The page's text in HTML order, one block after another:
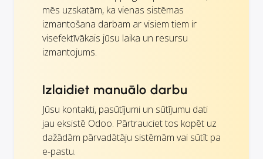
mēs uzskatām, ka vienas sistēmas
izmantošana darbam ar visiem tiem ir
visefektīvākais jūsu laika un resursu
izmantojums.
Izlaidiet manuālo darbu
Jūsu kontakti, pasūtījumi un sūtījumu dati
jau eksistē Odoo. Pārtrauciet tos kopēt uz
dažādām pārvadātāju sistēmām vai sūtīt pa
e-pastu.